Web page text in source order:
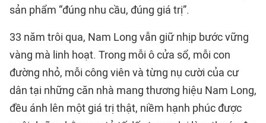
sản phẩm “đúng nhu cầu, đúng giá trị”.
33 năm trôi qua, Nam Long vẫn giữ nhịp bước vững
vàng mà linh hoạt. Trong mỗi ô cửa sổ, mỗi con
đường nhỏ, mỗi công viên và từng nụ cười của cư
dân tại những căn nhà mang thương hiệu Nam Long,
đều ánh lên một giá trị thật, niềm hạnh phúc được